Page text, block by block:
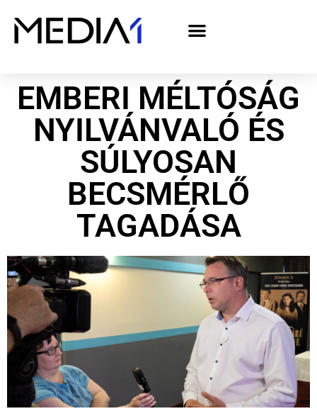
EMBERI MÉLTÓSÁG
NYILVÁNVALÓ ÉS
SÚLYOSAN
BECSMÉRLŐ
TAGADÁSA